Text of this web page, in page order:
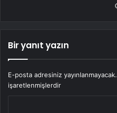
Bir yanıt yazın
E-posta adresiniz yayınlanmayacak.
işaretlenmişlerdir